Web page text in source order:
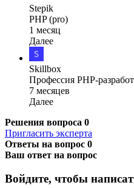
Stepik
PHP (pro)
1 месяц
Далее
Skillbox
Профессия PHP-
7 месяцев
Далее
Решения вопроса 0
Пригласить эксперта
Ответы на вопрос 0
Ваш ответ на вопрос
Войдите, чтобы